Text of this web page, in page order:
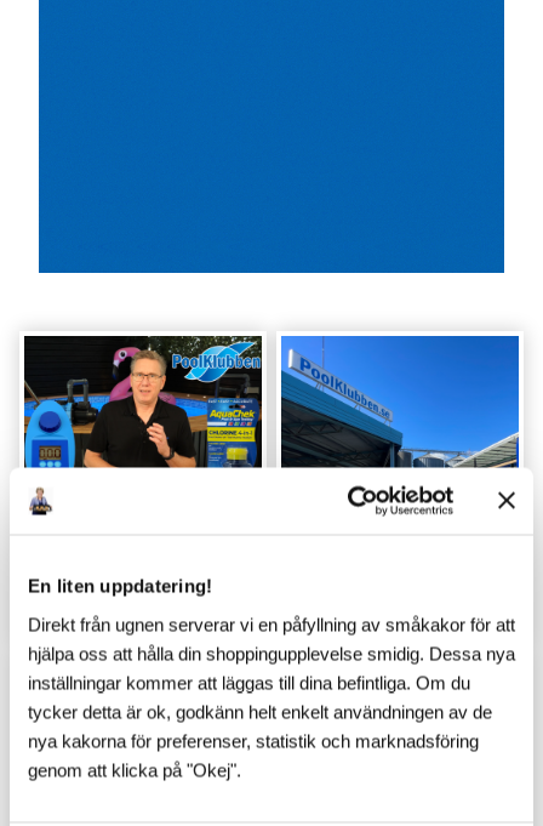
En liten uppdatering!
Direkt från ugnen serverar vi en påfyllning av småkakor för att
hjälpa oss att hålla din shoppingupplevelse smidig. Dessa nya
inställningar kommer att läggas till dina befintliga. Om du
tycker detta är ok, godkänn helt enkelt användningen av de
nya kakorna för preferenser, statistik och marknadsföring
genom att klicka på "Okej".
GUIDER LAGERSHOP